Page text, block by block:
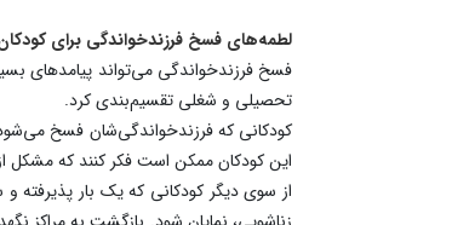
لطمه‌های فسخ فرزندخواندگی برای
فسخ فرزندخواندگی می‌تواند پیامدهای
تحصیلی و شغلی تقسیم‌بندی کرد.
کودکانی که فرزندخواندگی‌شان فسخ
این کودکان ممکن است فکر کنند که مشکل
از سوی دیگر کودکانی که یک بار